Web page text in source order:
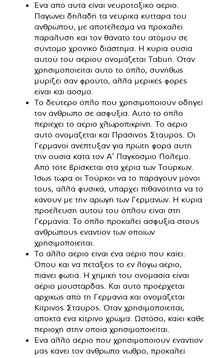
Ένα από αυτά είναι νευροτοξικό αέριο.
Παγώνει δηλαδή τα νευρικά κύτταρα του
ανθρώπου, με αποτέλεσμα να προκαλεί
παράλυση και τον θάνατο του ατόμου σε
σύντομο χρονικό διάστημα. Η κύρια ουσία
αυτού του αερίου ονομάζεται Tabun. Όταν
χρησιμοποιείται αυτό το όπλο, συνήθως
μυρίζει σαν φρούτο, αλλά μερικές φορές
είναι και άοσμο.
Το δεύτερο όπλο που χρησιμοποιούν οδηγεί
τον άνθρωπο σε ασφυξία. Αυτό το όπλο
περιέχει το αέριο χλωροπικρίνη. Το αέριο
αυτό ονομάζεται και Πράσινος Σταυρός. Οι
Γερμανοί ανέπτυξαν για πρώτη φορά αυτή
την ουσία κατά τον Α' Παγκόσμιο Πόλεμο.
Από τότε βρίσκεται στα χέρια των Τούρκων.
Ίσως τώρα οι Τούρκοι να το παράγουν μόνοι
τους, αλλά φυσικά, υπάρχει πιθανότητα να το
κάνουν με την αρωγή των Γερμανών. Η κύρια
προέλευση αυτού του όπλου είναι στη
Γερμανία. Το όπλο προκαλεί ασφυξία στους
ανθρώπους εναντίον των οποίων
χρησιμοποιείται.
Το άλλο αέριο είναι ένα αέριο που καίει.
Όπου και να πετάξεις το εν λόγω αέριο,
πιάνει φωτιά. Η χημική του ονομασία είναι
αέριο μουστάρδας. Και αυτό προέρχεται
αρχικώς από τη Γερμανία και ονομάζεται
Κίτρινος Σταυρός. Όταν χρησιμοποιείται,
αποκτά ένα κίτρινο χρώμα. Ωστόσο, καίει κάθε
περιοχή στην οποία χρησιμοποιείται.
Ένα άλλο αέριο που χρησιμοποιούν εναντίον
μας κάνει τον άνθρωπο νωθρό, προκαλεί